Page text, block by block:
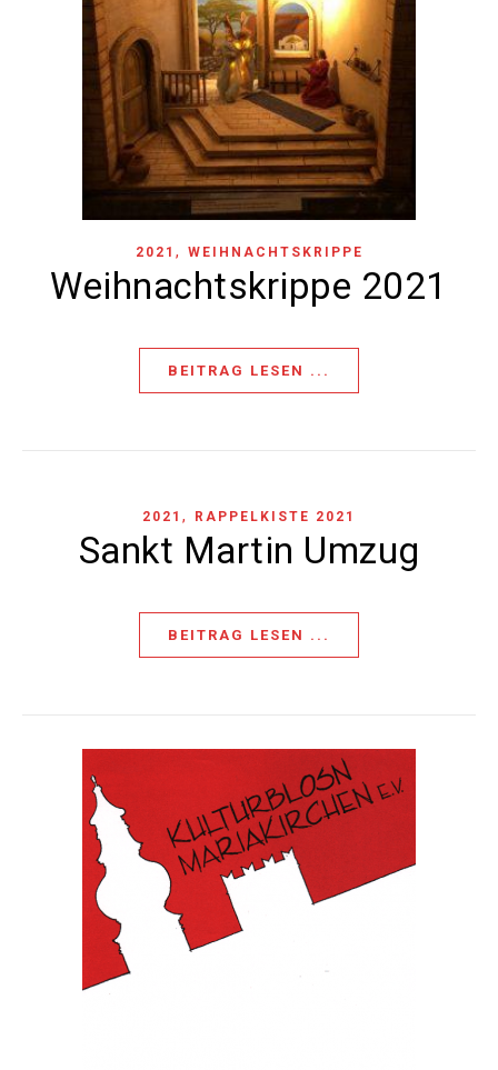
2021 , WEIHNACHTSKRIPPE
Weihnachtskrippe 2021
BEITRAG LESEN ...
2021 , RAPPELKISTE 2021
Sankt Martin Umzug
BEITRAG LESEN ...